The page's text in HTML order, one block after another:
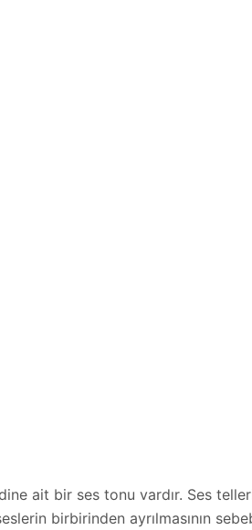
ait bir ses tonu vardır. Ses
birbirinden ayrılmasının